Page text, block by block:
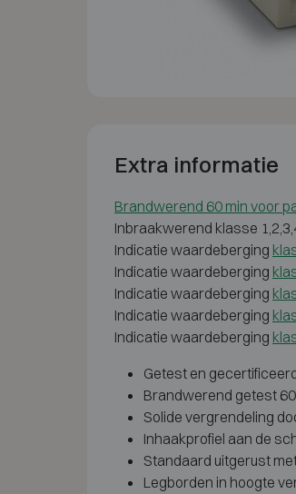
Extra informatie
Brandwerend 60 min voor
Inbraakwerend klasse
Indicatie waardeberging
Indicatie waardeberging
Indicatie waardeberging
Indicatie waardeberging
Indicatie waardeberging
Getest en
Brandwerend getest
Solide vergrendeling
Inhaakprofiel aan de
Standaard uitgerust
Legborden in hoogte